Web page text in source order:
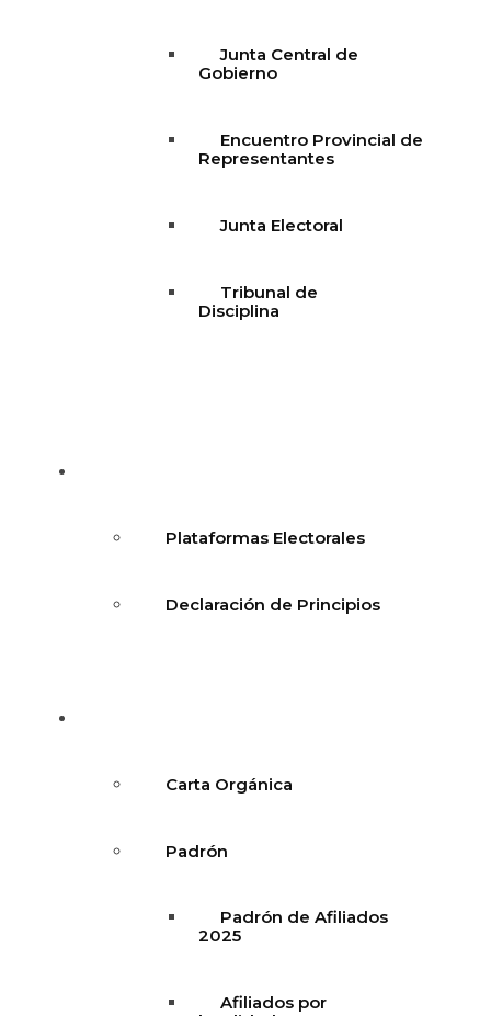
Junta Central de
Gobierno
Encuentro Provincial de
Representantes
Junta Electoral
Tribunal de
Disciplina
Plataformas Electorales
Declaración de Principios
Carta Orgánica
Padrón
Padrón de Afiliados
2025
Afiliados por